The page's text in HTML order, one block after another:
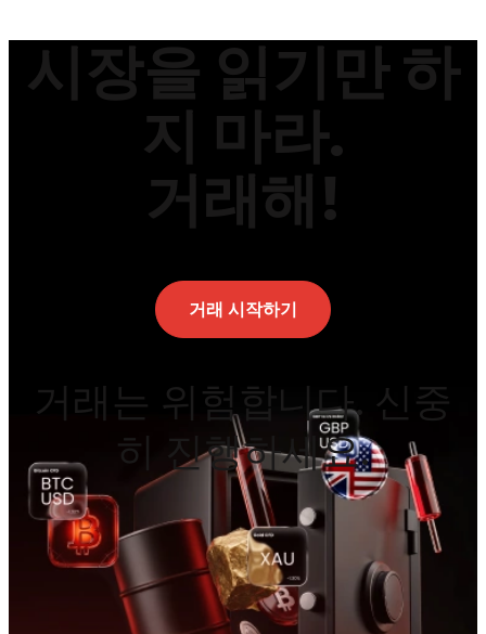
시장을 읽기만 하
지 마라.
거래해!
거래 시작하기
거래는 위험합니다. 신중
히 진행하세요.